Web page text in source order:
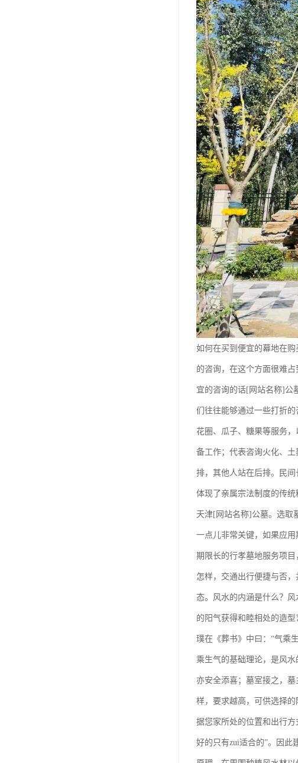
如何在买到便宜的幕地在
的咨询，在这个方面很难
宜的咨询的话[网站名称]公
们往往能够通过一些打折
花圈、瓜子、糖果等服务
备工作；代表咨询火化、
排，其他人站在后排。民
体现了亲属宗法制度的传
天津[网站名称]公墓。选取
一点儿非常关键，如果应
期限长的行孝墓地服务项
怎样，交通出行便捷与否
态。风水的内涵是什么？
的阳气获得和睦相处的造
璞在《葬书》中曰：“气乘
乘生气的基础理论，是风
亦安全添喜；墓室接之，
样，要求越高，可供选择
据您家所处的位置和出行
好的只有zui适合的”。因此